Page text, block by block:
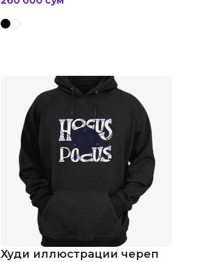
Худи иллюстрации череп